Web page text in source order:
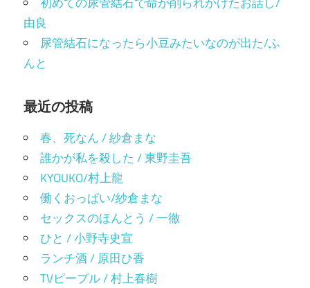
由良
尿管結石になったら小豆みたいなのが出た/ふ
んと
最近の投稿
春、死なん / 紗倉まな
誰かが私を殺した / 東野圭吾
KYOUKO/村上龍
働くおっぱい/紗倉まな
セックスのほんとう / 一徹
ひと / 小野寺史宣
ランチ酒 / 原田ひ香
TVピープル / 村上春樹